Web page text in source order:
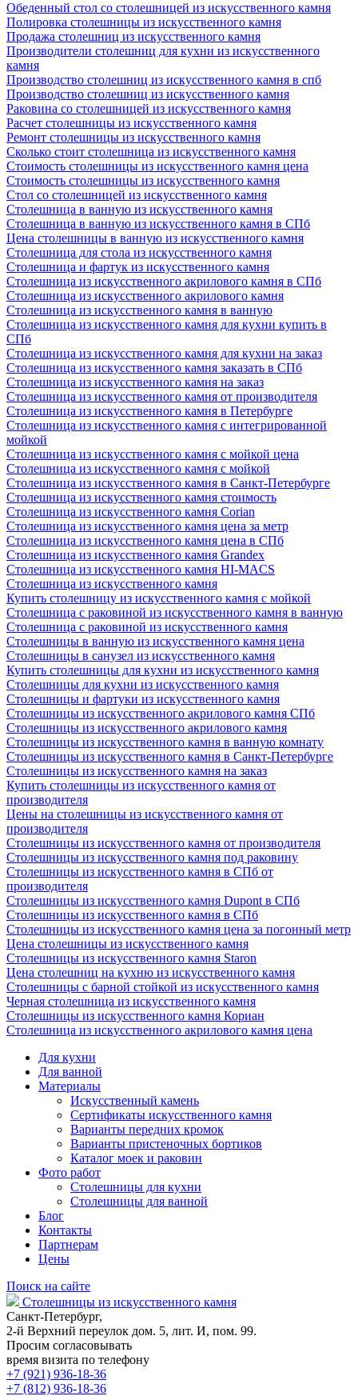
Обеденный стол со столешницей из искусственного камня
Полировка столешницы из искусственного камня
Продажа столешниц из искусственного камня
Производители столешниц для кухни из искусственного
камня
Производство столешниц из искусственного камня в спб
Производство столешниц из искусственного камня
Раковина со столешницей из искусственного камня
Расчет столешницы из искусственного камня
Ремонт столешницы из искусственного камня
Сколько стоит столешница из искусственного камня
Стоимость столешницы из искусственного камня цена
Стоимость столешницы из искусственного камня
Стол со столешницей из искусственного камня
Столешница в ванную из искусственного камня
Столешница в ванную из искусственного камня в СПб
Цена столешницы в ванную из искусственного камня
Столешница для стола из искусственного камня
Столешница и фартук из искусственного камня
Столешница из искусственного акрилового камня в СПб
Столешница из искусственного акрилового камня
Столешница из искусственного камня в ванную
Столешница из искусственного камня для кухни купить в
СПб
Столешница из искусственного камня для кухни на заказ
Столешница из искусственного камня заказать в СПб
Столешница из искусственного камня на заказ
Столешница из искусственного камня от производителя
Столешница из искусственного камня в Петербурге
Столешница из искусственного камня с интегрированной
мойкой
Столешница из искусственного камня с мойкой цена
Столешница из искусственного камня с мойкой
Столешница из искусственного камня в Санкт-Петербурге
Столешница из искусственного камня стоимость
Столешница из искусственного камня Сorian
Столешница из искусственного камня цена за метр
Столешница из искусственного камня цена в СПб
Столешница из искусственного камня Grandex
Столешница из искусственного камня HI-MACS
Столешница из искусственного камня
Купить столешницу из искусственного камня с мойкой
Столешница с раковиной из искусственного камня в ванную
Столешница с раковиной из искусственного камня
Столешницы в ванную из искусственного камня цена
Столешницы в санузел из искусственного камня
Купить столешницы для кухни из искусственного камня
Столешницы для кухни из искусственного камня
Столешницы и фартуки из искусственного камня
Столешницы из искусственного акрилового камня СПб
Столешницы из искусственного акрилового камня
Столешницы из искусственного камня в ванную комнату
Столешницы из искусственного камня в Санкт-Петербурге
Столешницы из искусственного камня на заказ
Купить столешницы из искусственного камня от
производителя
Цены на столешницы из искусственного камня от
производителя
Столешницы из искусственного камня от производителя
Столешницы из искусственного камня под раковину
Столешницы из искусственного камня в СПб от
производителя
Столешницы из искусственного камня Dupont в СПб
Столешницы из искусственного камня в СПб
Столешницы из искусственного камня цена за погонный метр
Цена столешницы из искусственного камня
Столешницы из искусственного камня Staron
Цена столешниц на кухню из искусственного камня
Столешницы с барной стойкой из искусственного камня
Черная столешница из искусственного камня
Столешницы из искусственного камня Кориан
Столешница из искусственного акрилового камня цена
Для кухни
Для ванной
Материалы
Искусственный камень
Сертификаты искусственного камня
Варианты передних кромок
Варианты пристеночных бортиков
Каталог моек и раковин
Фото работ
Столешницы для кухни
Столешницы для ванной
Блог
Контакты
Партнерам
Цены
Поиск на сайте
Столешницы из искусственного камня
Санкт-Петербург,
2-й Верхний переулок дом. 5, лит. И, пом. 99.
Просим согласовывать
время визита по телефону
+7 (921) 936-18-36
+7 (812) 936-18-36